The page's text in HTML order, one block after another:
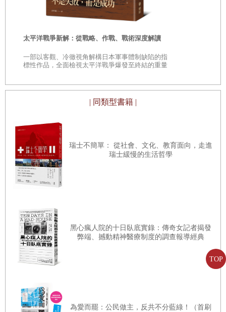
TOP
太平洋戰爭新解：從戰略、作戰、戰術深度解讀
一部以客觀、冷徹視角解構日本軍事體制缺陷的指
標性作品，全面檢視太平洋戰爭爆發至終結的重量
| 同類型書籍 |
瑞士不簡單： 從社會、文化、教育面向，走進
瑞士緩慢的生活哲學
黑心瘋人院的十日臥底實錄：傳奇女記者揭發
弊端、撼動精神醫療制度的調查報導經典
為愛而罷：公民做主，反共不分藍綠！（首刷